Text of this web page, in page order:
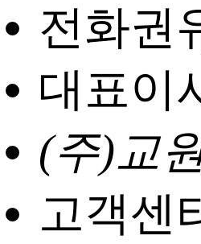
전화권
대표이
(주)교
고객센